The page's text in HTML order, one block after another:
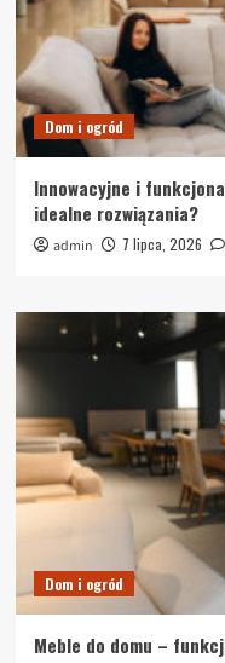
Dom i ogród
Innowacyjne i
idealne rozwiązania?
admin 7 lipca, 2026
Dom i ogród
Meble do domu –